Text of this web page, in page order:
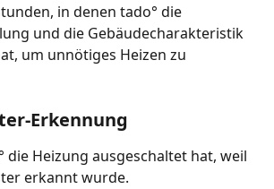
in denen tado° die
und die Gebäudecharakteristik
um unnötiges Heizen zu
Erkennung
die Heizung ausgeschaltet hat, weil
erkannt wurde.